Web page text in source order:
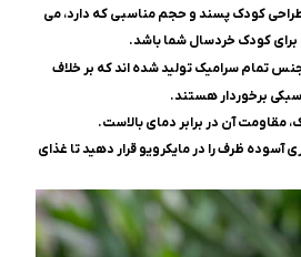
طراحی کودک پسند و حجم مناسبی که دارد، می
برای کودک خردسال شما باشد.
تمام سرامیک تولید شده اند که بر خلاف
سبکی برخوردار هستند.
مقاومت آن در برابر دمای بالاست.
آسوده ظرف را در مایکرویو قرار دهید تا غذای